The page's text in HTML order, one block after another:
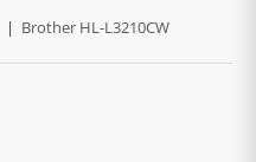
| Brother HL-L3210CW